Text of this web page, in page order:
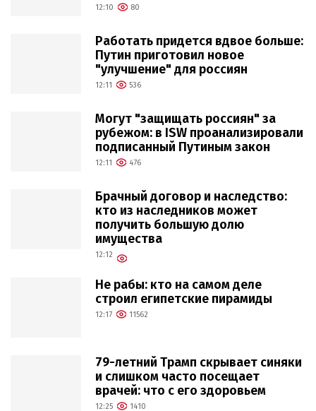
12:10 80
Работать придется вдвое больше:
Путин приготовил новое
"улучшение" для россиян
12:11 536
Могут "защищать россиян" за
рубежом: в ISW проанализировали
подписанный Путиным закон
12:11 476
Брачный договор и наследство:
кто из наследников может
получить большую долю
имущества
12:12
Не рабы: кто на самом деле
строил египетские пирамиды
12:17 11562
79-летний Трамп скрывает синяки
и слишком часто посещает
врачей: что с его здоровьем
12:25 1410